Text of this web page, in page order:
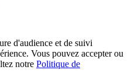
d'audience et de suivi
Vous pouvez accepter ou
notre Politique de